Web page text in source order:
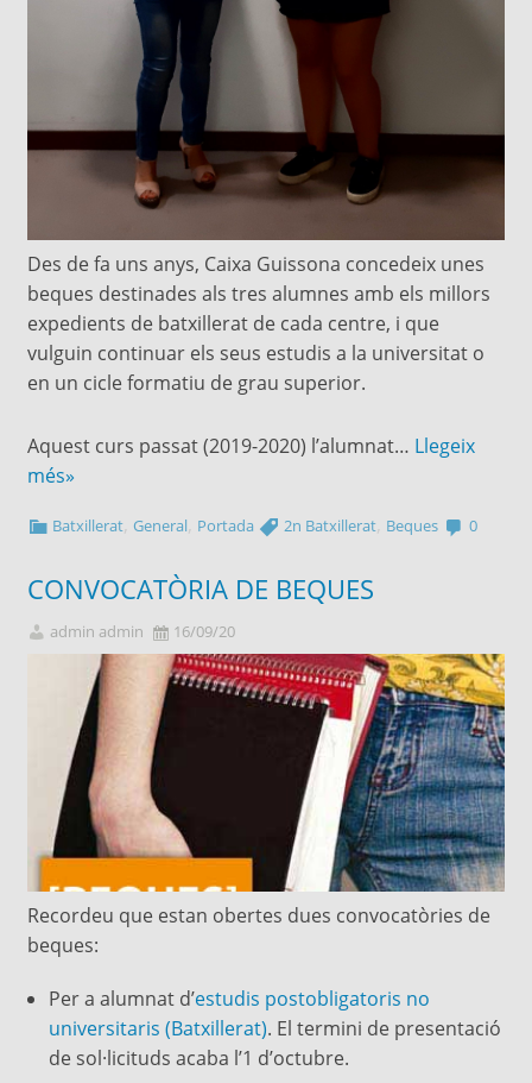
Des de fa uns anys, Caixa Guissona concedeix unes
beques destinades als tres alumnes amb els millors
expedients de batxillerat de cada centre, i que
vulguin continuar els seus estudis a la universitat o
en un cicle formatiu de grau superior.
Aquest curs passat (2019-2020) l’alumnat… Llegeix
més»
Batxillerat ,General Portada 2n Batxillerat Beques 0
CONVOCATÒRIA DE BEQUES
admin admin 16/09/20
Recordeu que estan obertes dues convocatòries de
beques:
Per a alumnat d’estudis postobligatoris no
universitaris (Batxillerat). El termini de presentació
de sol·licituds acaba l’1 d’octubre.